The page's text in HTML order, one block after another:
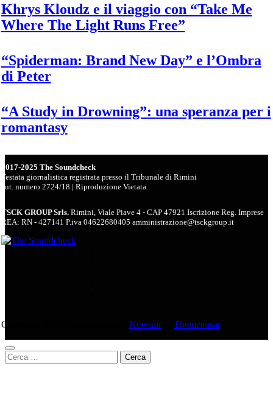
Khrys Kloudz e il viaggio con “Take Me
Where The Light Runs Free”
“Spiderman: Brand New Day” e l’Ombra
di Peter
“A Study in Drowning”: una speranza per i
romantasy
2017-2025 The Soundcheck
Testata giornalistica registrata presso il Tribunale di Rimini
aut. numero 2724/18 | Riproduzione Vietata
TSCK GROUP Srls.Rimini, Viale Piave 4 - CAP 47921 Iscrizione Reg. Imprese
REA: RN - 427141 P.iva 04622680405 amministrazione@tsckgroup.it
Copyright © All rights reserved Newsairdi Themeansar.
Ricerca
per: